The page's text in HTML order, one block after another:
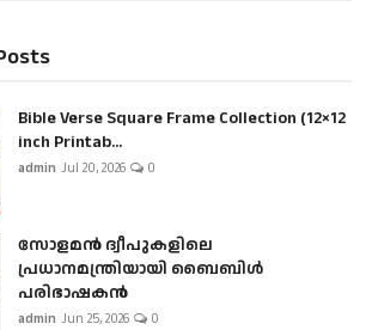
Bible Verse Square Frame Collection (12×12
inch Printab...
admin Jul 20, 2026 0
സോളമൻ ദ്വീപുകളിലെ
പ്രധാനമന്ത്രിയായി ബൈബിൾ
പരിഭാഷകൻ
admin Jun 25, 2026 0